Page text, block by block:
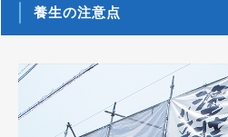
養生の注意点